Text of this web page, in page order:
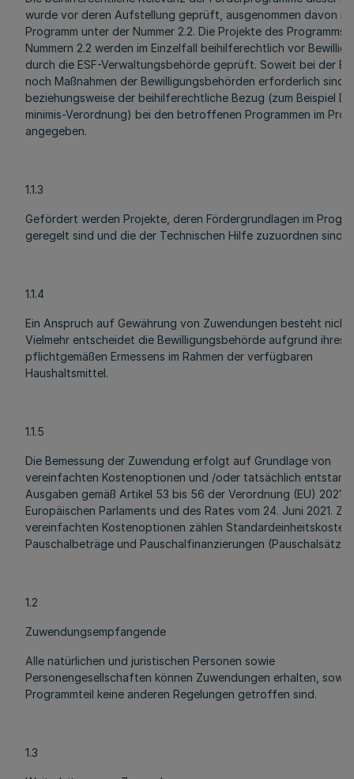
wurde vor deren Aufstellung geprüft, ausgenommen davon
Programm unter der Nummer 2.2. Die Projekte des Programms
Nummern 2.2 werden im Einzelfall beihilferechtlich vor
durch die ESF-Verwaltungsbehörde geprüft. Soweit bei der
noch Maßnahmen der Bewilligungsbehörden erforderlich sind,
beziehungsweise der beihilferechtliche Bezug (zum Beispiel
minimis-Verordnung) bei den betroffenen Programmen im
angegeben.
1.1.3
Gefördert werden Projekte, deren Fördergrundlagen im
geregelt sind und die der Technischen Hilfe zuzuordnen sind.
1.1.4
Ein Anspruch auf Gewährung von Zuwendungen besteht nicht.
Vielmehr entscheidet die Bewilligungsbehörde aufgrund ihres
pflichtgemäßen Ermessens im Rahmen der verfügbaren
Haushaltsmittel.
1.1.5
Die Bemessung der Zuwendung erfolgt auf Grundlage von
vereinfachten Kostenoptionen und /oder tatsächlich
Ausgaben gemäß Artikel 53 bis 56 der Verordnung (EU) 2021/
Europäischen Parlaments und des Rates vom 24. Juni 2021. Zu
vereinfachten Kostenoptionen zählen Standardeinheitskosten,
Pauschalbeträge und Pauschalfinanzierungen (Pauschalsätze).
1.2
Zuwendungsempfangende
Alle natürlichen und juristischen Personen sowie
Personengesellschaften können Zuwendungen erhalten,
Programmteil keine anderen Regelungen getroffen sind.
1.3